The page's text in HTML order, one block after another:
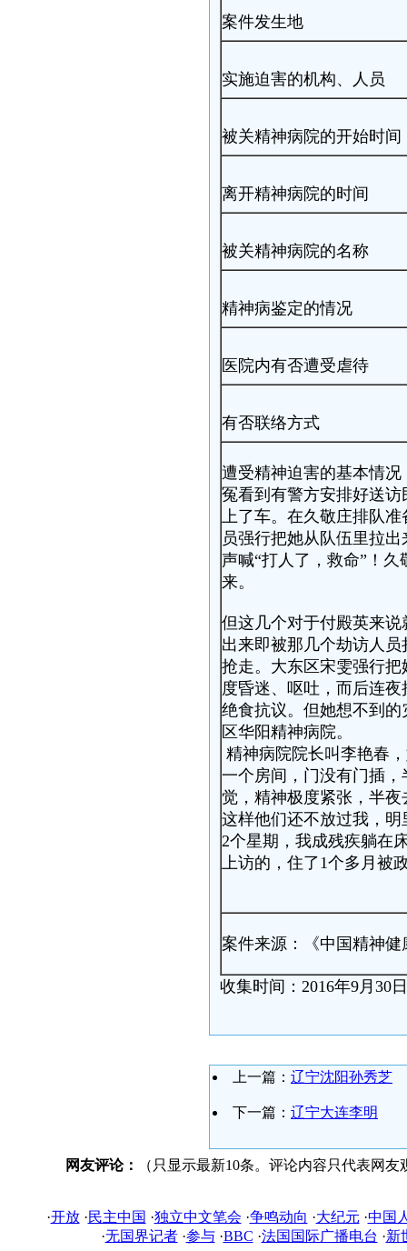
案件发生地
实施迫害的机构、人员
被关精神病院的开始时间
离开精神病院的时间
被关精神病院的名称
精神病鉴定的情况
医院内有否遭受虐待
有否联络方式
遭受精神迫害的基本情况
冤看到有警方安排好送
上了车。在久敬庄排队
员强行把她从队伍里拉
声喊“打人了，救命”！
来。
但这几个对于付殿英来
出来即被那几个劫访人
抢走。大东区宋雯强行
度昏迷、呕吐，而后连
绝食抗议。但她想不到
区华阳精神病院。
精神病院院长叫李艳春
一个房间，门没有门插
觉，精神极度紧张，半
这样他们还不放过我，
2个星期，我成残疾躺在
上访的，住了1个多月被
案件来源：《中国精神健
收集时间：2016年9月30日
上一篇： 辽宁沈阳孙秀芝
下一篇： 辽宁大连李明
网友评论： （只显示最新10条。评论内容只代表网
·开放·民主中国 ·独立中文笔会 ·争鸣动向 ·大纪元 ·中国
·无国界记者·参与·BBC ·法国国际广播电台 ·新